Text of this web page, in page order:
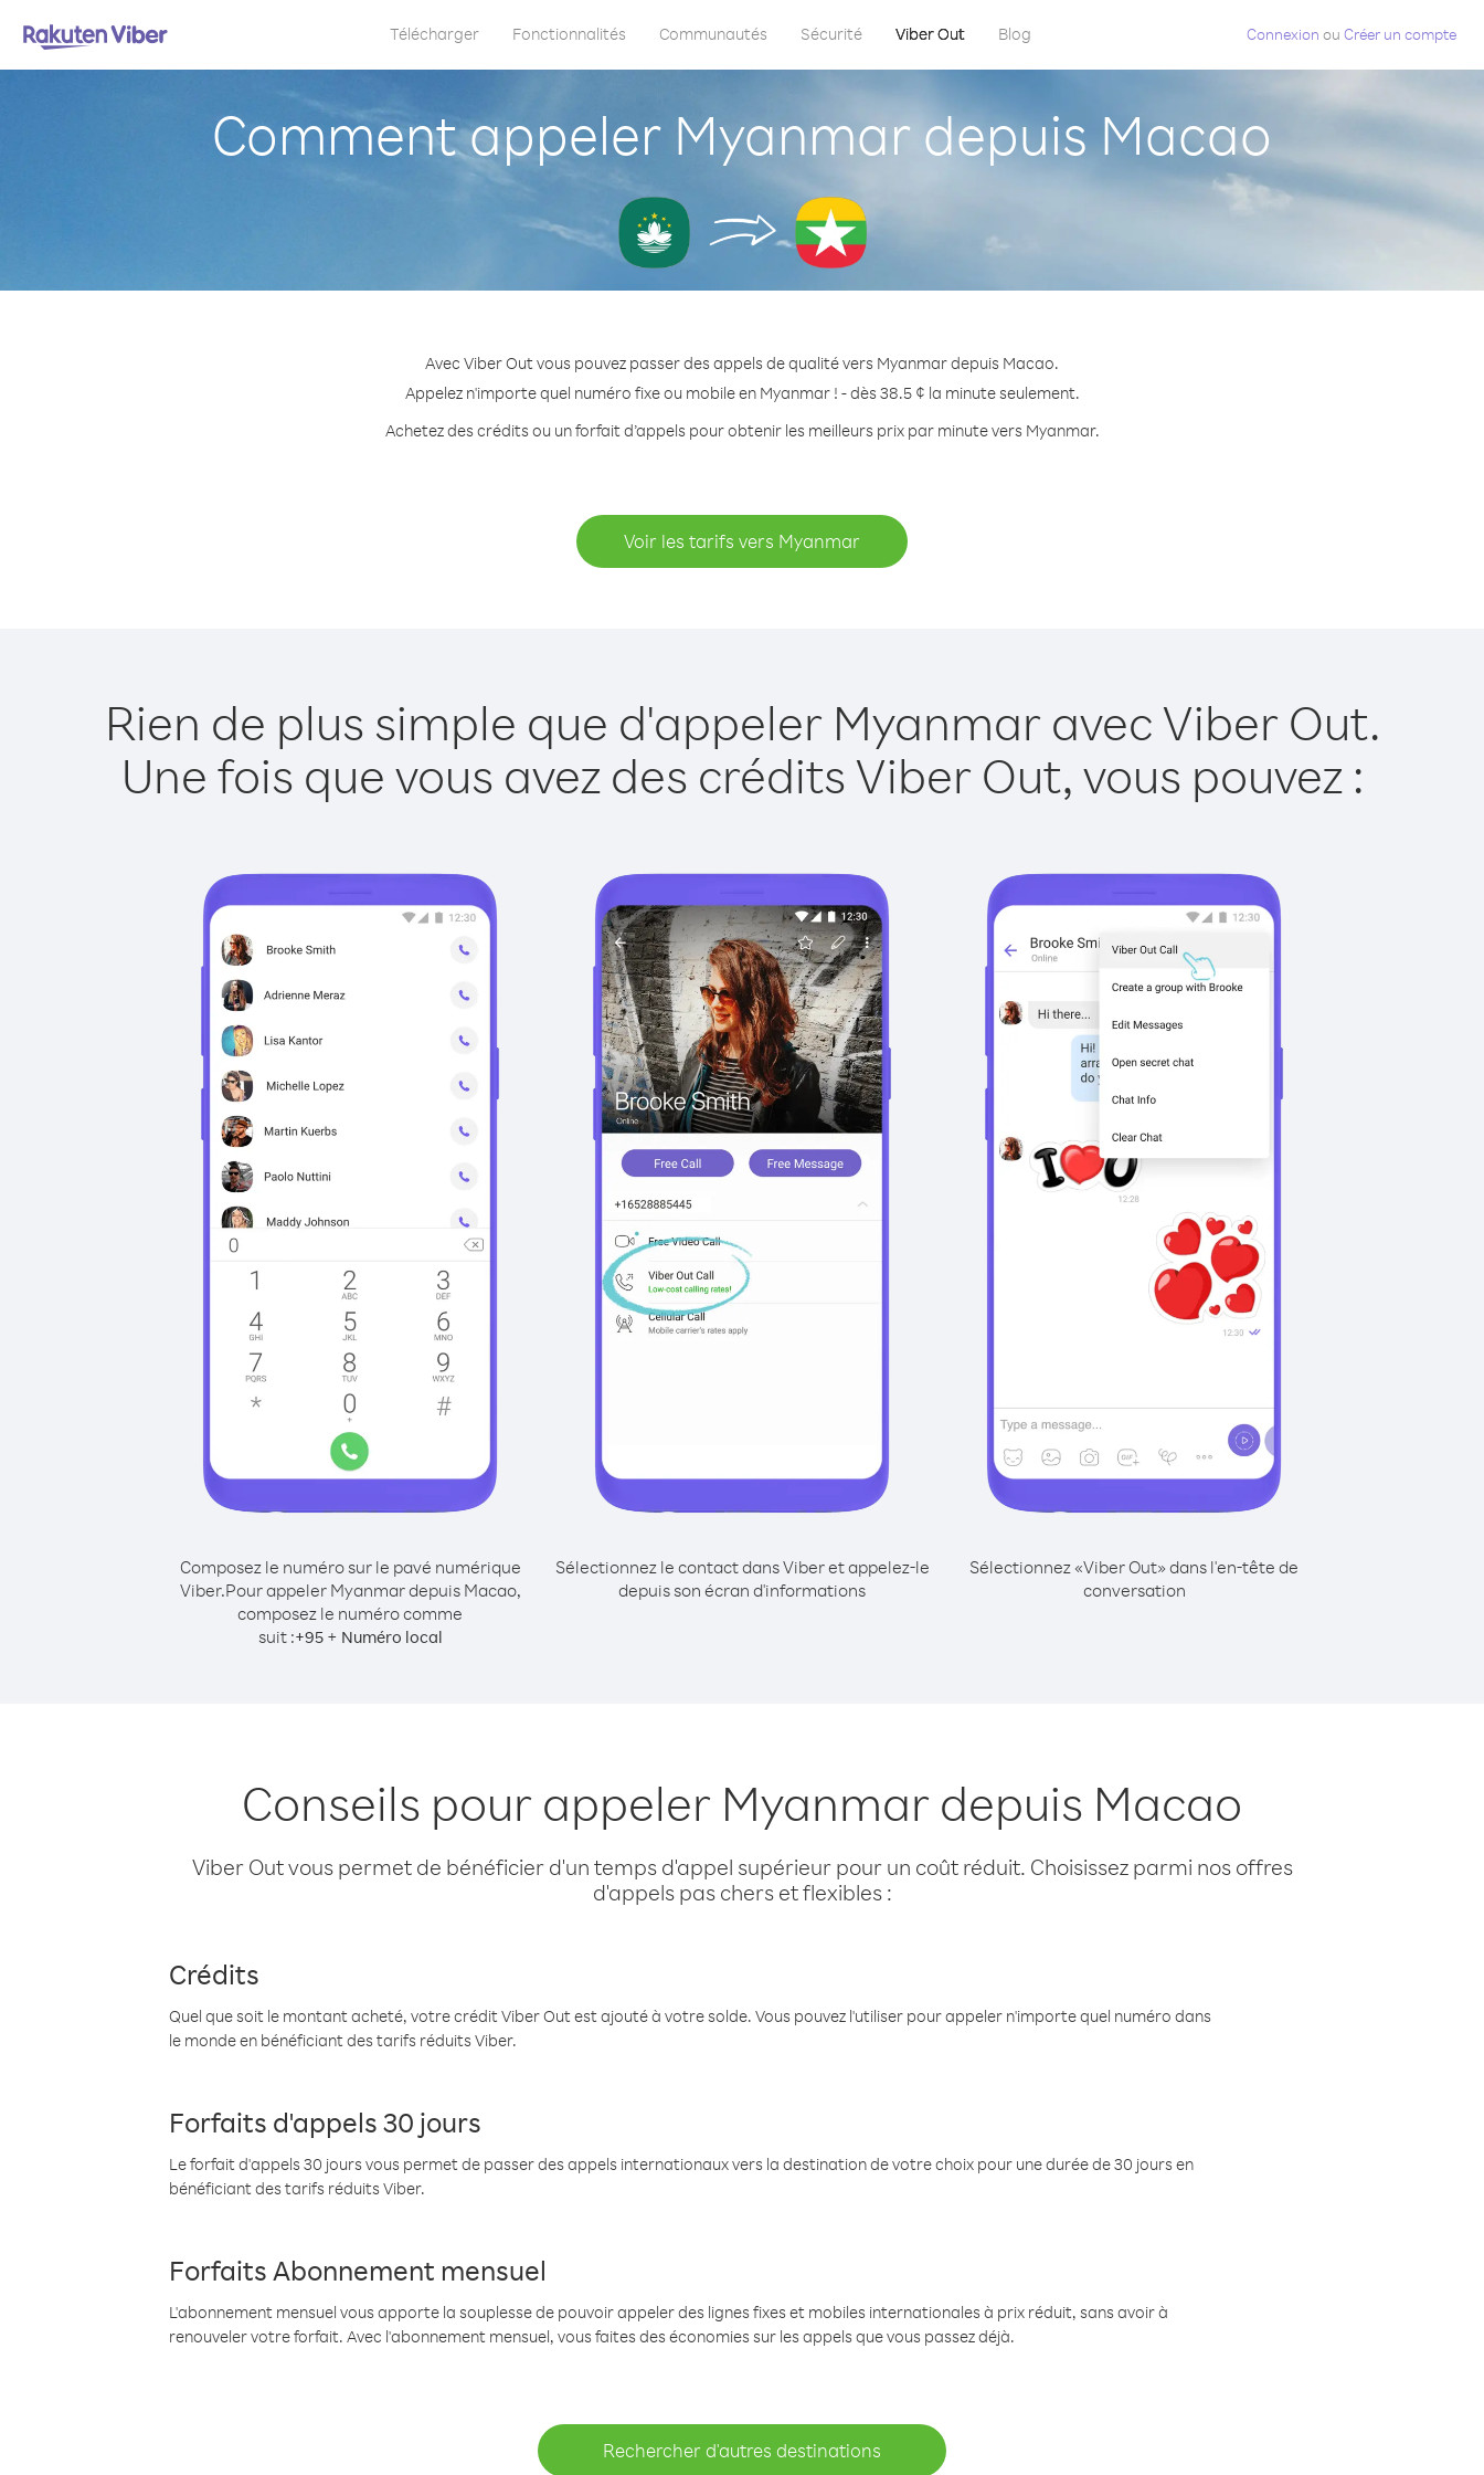
Télécharger Fonctionnalités Communautés Sécurité Viber Out Blog Connexion ou Créer un compte
Comment appeler Myanmar depuis Macao
Avec Viber Out vous pouvez passer des appels de qualité vers Myanmar depuis Macao.
Appelez n'importe quel numéro fixe ou mobile en Myanmar ! - dès 38.5 ¢ la minute seulement.
Achetez des crédits ou un forfait d’appels pour obtenir les meilleurs prix par minute vers Myanmar.
Voir les tarifs vers Myanmar
Rien de plus simple que d'appeler Myanmar avec Viber Out.
Une fois que vous avez des crédits Viber Out, vous pouvez :
Composez le numéro sur le pavé numérique
Viber.Pour appeler Myanmar depuis Macao,
composez le numéro comme
suit :+95+ Numéro local
Sélectionnez le contact dans Viber et appelez-le
depuis son écran d'informations
Sélectionnez «Viber Out» dans l'en-tête de
conversation
Conseils pour appeler Myanmar depuis Macao
Viber Out vous permet de bénéficier d'un temps d'appel supérieur pour un coût réduit. Choisissez parmi nos offres
d'appels pas chers et flexibles :
Crédits
Quel que soit le montant acheté, votre crédit Viber Out est ajouté à votre solde. Vous pouvez l'utiliser pour appeler n'importe quel numéro dans
le monde en bénéficiant des tarifs réduits Viber.
Forfaits d'appels 30 jours
Le forfait d'appels 30 jours vous permet de passer des appels internationaux vers la destination de votre choix pour une durée de 30 jours en
bénéficiant des tarifs réduits Viber.
Forfaits Abonnement mensuel
L'abonnement mensuel vous apporte la souplesse de pouvoir appeler des lignes fixes et mobiles internationales à prix réduit, sans avoir à
renouveler votre forfait. Avec l'abonnement mensuel, vous faites des économies sur les appels que vous passez déjà.
Rechercher d'autres destinations